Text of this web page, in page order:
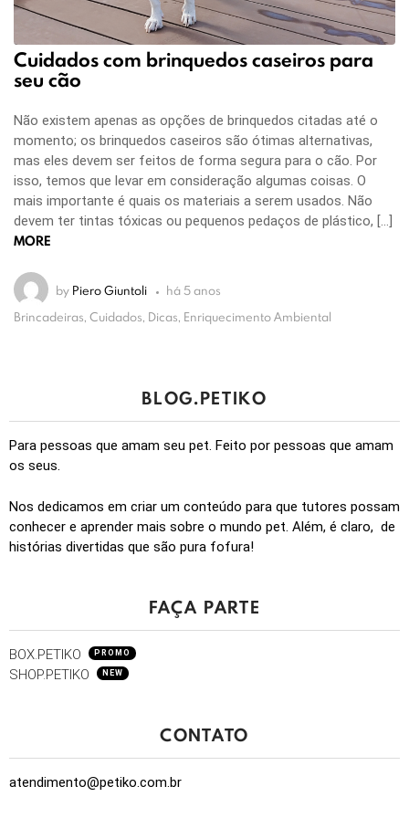
Cuidados com brinquedos caseiros para
seu cão
Não existem apenas as opções de brinquedos citadas até o
momento; os brinquedos caseiros são ótimas alternativas,
mas eles devem ser feitos de forma segura para o cão. Por
isso, temos que levar em consideração algumas coisas. O
mais importante é quais os materiais a serem usados. Não
devem ter tintas tóxicas ou pequenos pedaços de plástico, […]
MORE
by Piero Giuntoli
há 5 anos
Brincadeiras, Cuidados, Dicas, Enriquecimento Ambiental
BLOG.PETIKO
Para pessoas que amam seu pet. Feito por pessoas que amam
os seus.
Nos dedicamos em criar um conteúdo para que tutores possam
conhecer e aprender mais sobre o mundo pet. Além, é claro, de
histórias divertidas que são pura fofura!
FAÇA PARTE
BOX.PETIKO PROMO
SHOP.PETIKO NEW
CONTATO
atendimento@petiko.com.br